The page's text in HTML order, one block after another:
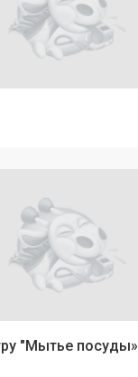
"Мытье посуды»